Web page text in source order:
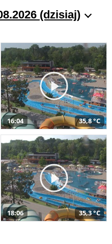
(dzisiaj)
16:04 35,8 °C
18:06 35,3 °C